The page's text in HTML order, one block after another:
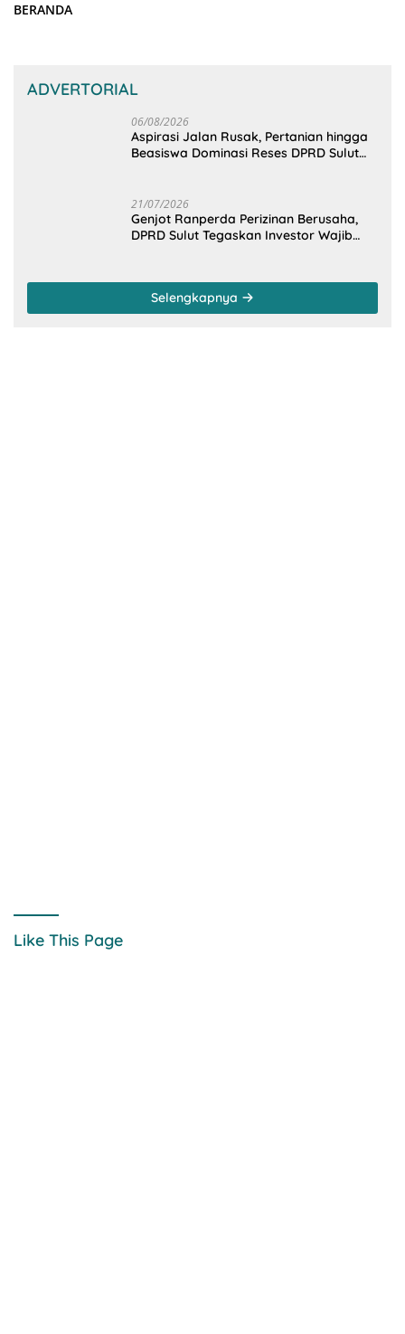
BERANDA
ADVERTORIAL
06/08/2026
Aspirasi Jalan Rusak, Pertanian hingga
Beasiswa Dominasi Reses DPRD Sulut
21/07/2026
Genjot Ranperda Perizinan Berusaha,
DPRD Sulut Tegaskan Investor Wajib
Selengkapnya
Like This Page